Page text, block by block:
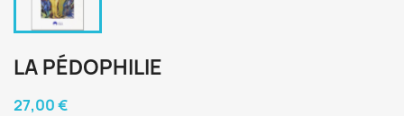
LA PÉDOPHILIE
27,00 €